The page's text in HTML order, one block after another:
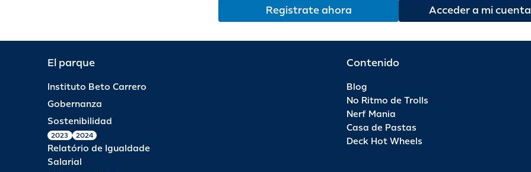
Acceder a mi cuenta
Registrate ahora
El parque
Instituto Beto Carrero
Gobernanza
Sostenibilidad
2023 2024
Relatório de Igualdade
Salarial
Contenido
Blog
No Ritmo de Trolls
Nerf Mania
Casa de Pastas
Deck Hot Wheels